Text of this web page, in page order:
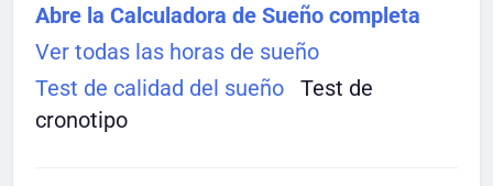
Abre la Calculadora de Sueño completa
Ver todas las horas de sueño
Test de calidad del sueño
Test de
cronotipo